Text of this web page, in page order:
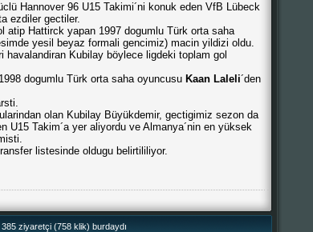
Hannover 96 U15 Takimi´ni konuk eden VfB Lübeck
ezdiler gectiler.
atip Hattirck yapan 1997 dogumlu Türk orta saha
yesil beyaz formali gencimiz) macin yildizi oldu.
havalandiran Kubilay böylece ligdeki toplam gol
dogumlu Türk orta saha oyuncusu Kaan Laleli´den
olan Kubilay Büyükdemir, gectigimiz sezon da
U15 Takim´a yer aliyordu ve Almanya´nin en yüksek
listesinde oldugu belirtililiyor.
ziyaretçi (758 klik) burdaydı